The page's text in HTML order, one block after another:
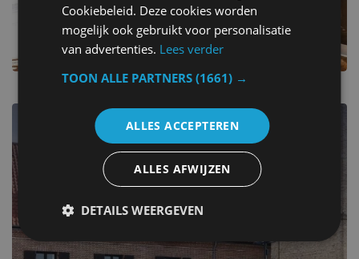
Gravelines
5+ geverifieerde plaatsen alleen voor jou.
Cookiebeleid. Deze cookies worden
mogelijk ook gebruikt voor personalisatie
van advertenties. Lees verder
TOON ALLE PARTNERS(1661) →
ALLES ACCEPTEREN
ALLES AFWIJZEN
DETAILS WEERGEVEN